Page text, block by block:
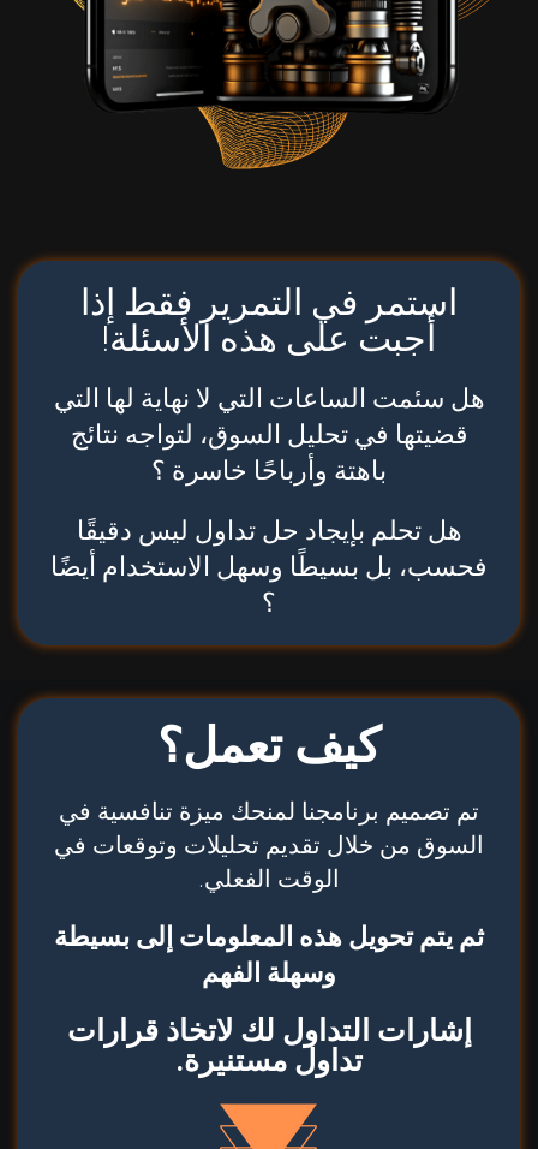
استمر في التمرير فقط إذا
أجبت على هذه الأسئلة!
هل سئمت الساعات التي لا نهاية لها التي
قضيتها في تحليل السوق، لتواجه نتائج
باهتة وأرباحًا خاسرة ؟
هل تحلم بإيجاد حل تداول ليس دقيقًا
فحسب، بل بسيطًا وسهل الاستخدام أيضًا
؟
كيف تعمل؟
تم تصميم برنامجنا لمنحك ميزة تنافسية في
السوق من خلال تقديم تحليلات وتوقعات في
الوقت الفعلي.
ثم يتم تحويل هذه المعلومات إلى بسيطة
وسهلة الفهم
إشارات التداول لك لاتخاذ قرارات
تداول مستنيرة.